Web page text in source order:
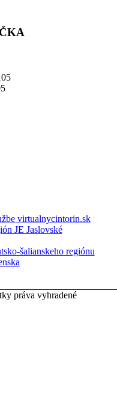
virtualnycintorin.sk
JE Jaslovské
šalianskeho regiónu
práva vyhradené